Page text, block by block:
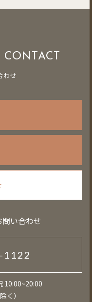
わせ
い合わせ
1122
10:00~20:00
く）